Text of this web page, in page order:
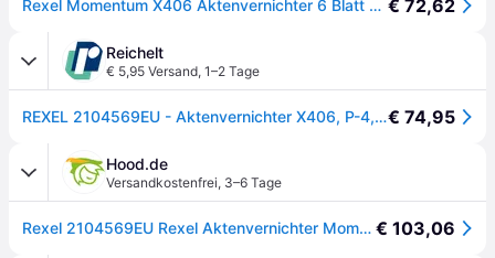
Rexel Momentum X406 Aktenvernichter 6 Blatt Mikroschnitt 4 x 28 mm P-4 15 l Vernichtet auch Heftkla € 72,62
Reichelt
€ 5,95 Versand, 1–2 Tage
REXEL 2104569EU - Aktenvernichter X406, P-4, 6 Blatt€ 74,95
Hood.de
Versandkostenfrei, 3–6 Tage
Rexel 2104569EU Rexel Aktenvernichter Momentum X406, Partikel 4 x 28 mm € 103,06